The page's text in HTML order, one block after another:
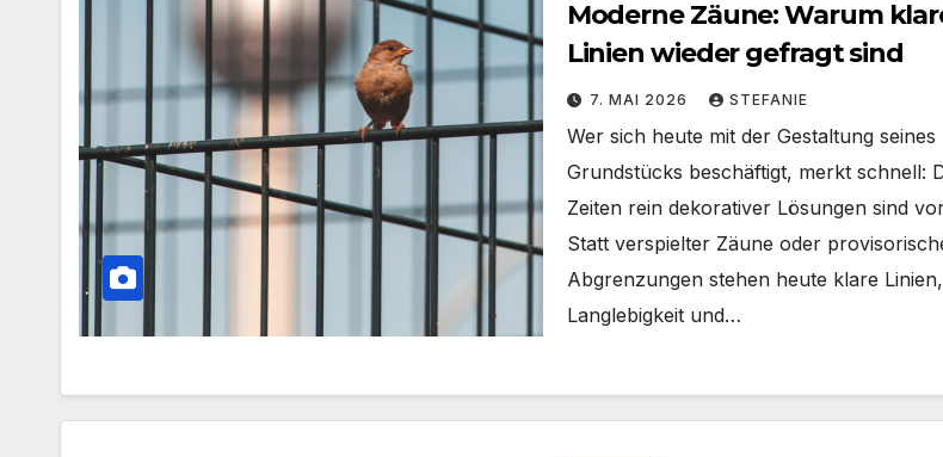
Moderne Zäune: Warum
Linien wieder gefragt sind
7. MAI 2026 STEFANIE
Wer sich heute mit der Gestaltung seines
Grundstücks beschäftigt, merkt schnell:
Zeiten rein dekorativer Lösungen sind
Statt verspielter Zäune oder
Abgrenzungen stehen heute klare Linien,
Langlebigkeit und…